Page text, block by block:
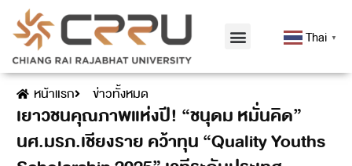
Thai ▼
หน้าแรก ข่าวทั้งหมด
เยาวชนคุณภาพแห่งปี! “ชนุดม หมั่นคิด”
นศ.มรภ.เชียงราย คว้าทุน “Quality Youths